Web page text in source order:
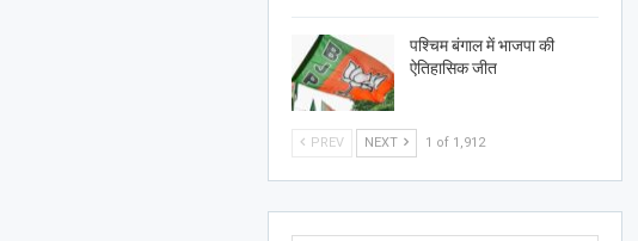
पश्चिम बंगाल में भाजपा की
ऐतिहासिक जीत
PREV NEXT 1 of 1,912